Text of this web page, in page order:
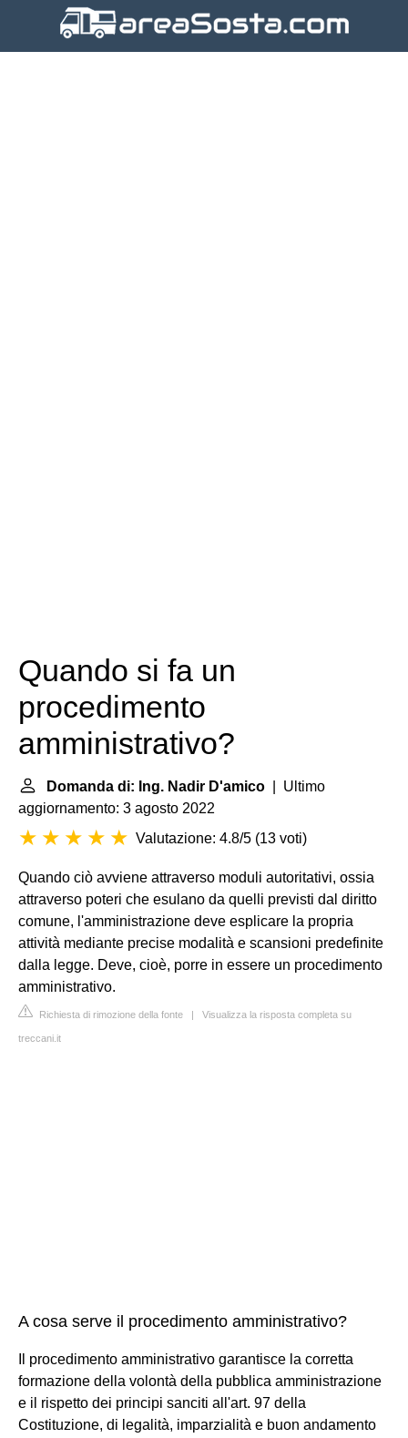
Quando si fa un
procedimento
amministrativo?
Domanda di: Ing. Nadir D'amico | Ultimo
aggiornamento: 3 agosto 2022
Valutazione: 4.8/5 (13 voti)
Quando ciò avviene attraverso moduli autoritativi, ossia
attraverso poteri che esulano da quelli previsti dal diritto
comune, l'amministrazione deve esplicare la propria
attività mediante precise modalità e scansioni predefinite
dalla legge. Deve, cioè, porre in essere un procedimento
amministrativo.
Richiesta di rimozione della fonte | Visualizza la risposta completa su
treccani.it
A cosa serve il procedimento amministrativo?
Il procedimento amministrativo garantisce la corretta
formazione della volontà della pubblica amministrazione
e il rispetto dei principi sanciti all'art. 97 della
Costituzione, di legalità, imparzialità e buon andamento